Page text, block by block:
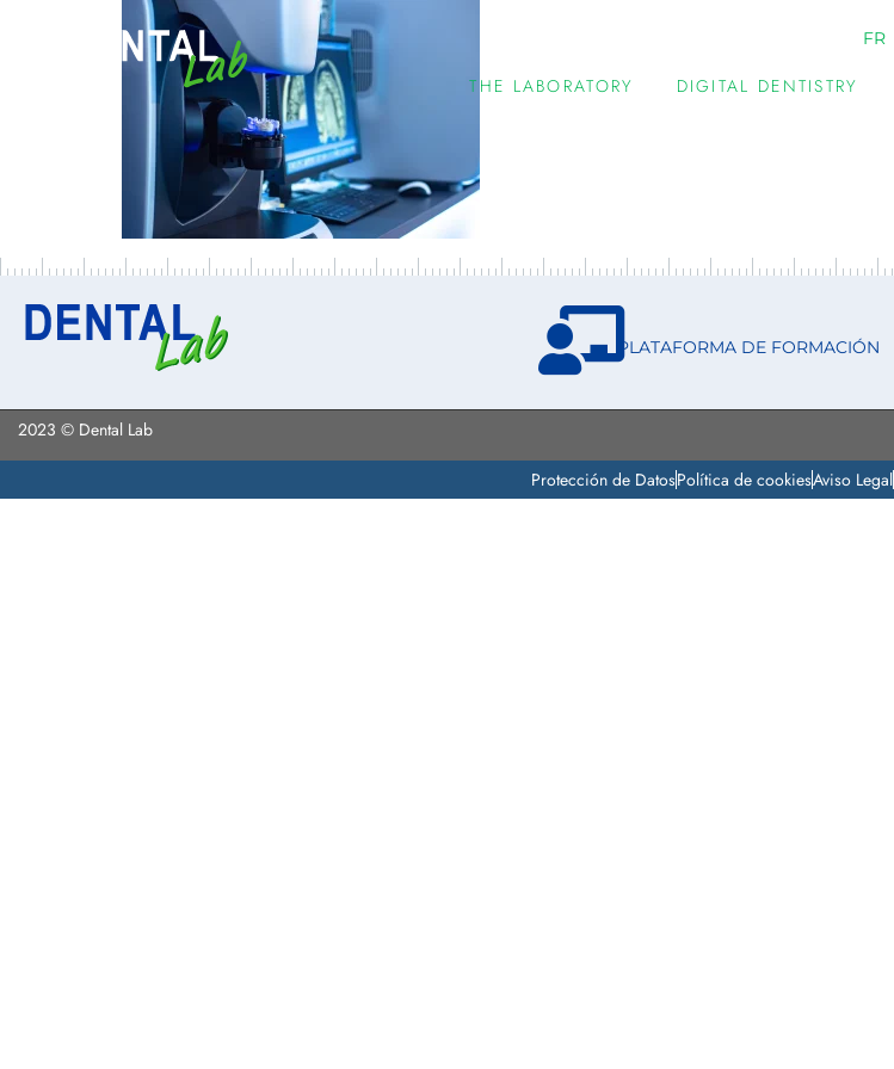
FR
THE LABORATORY DIGITAL DENTISTRY
PLATAFORMA DE FORMACIÓN
2023 © Dental Lab
Protección de DatosPolítica de cookiesAviso Legal